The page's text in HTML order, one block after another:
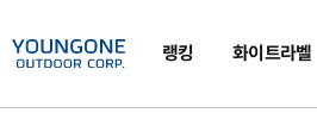
랭킹 화이트라벨